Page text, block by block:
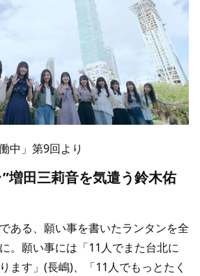
中」第9回より
増田三莉音を気遣う鈴木佑
ある、願い事を書いたランタンを全
。願い事には「11人でまた台北に
ます」(長嶋)、「11人でもっとたく